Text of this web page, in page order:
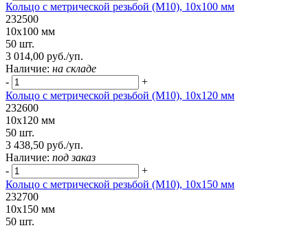
Кольцо с метрической резьбой (М10), 10х100 мм
232500
10х100 мм
50 шт.
3 014,00 руб./уп.
Наличие: на складе
-
+
Кольцо с метрической резьбой (М10), 10х120 мм
232600
10х120 мм
50 шт.
3 438,50 руб./уп.
Наличие: под заказ
-
+
Кольцо с метрической резьбой (М10), 10х150 мм
232700
10х150 мм
50 шт.